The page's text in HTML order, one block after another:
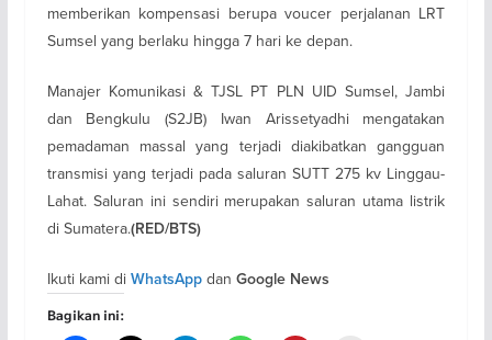
memberikan kompensasi berupa voucer perjalanan LRT
Sumsel yang berlaku hingga 7 hari ke depan.
Manajer Komunikasi & TJSL PT PLN UID Sumsel, Jambi
dan Bengkulu (S2JB) Iwan Arissetyadhi mengatakan
pemadaman massal yang terjadi diakibatkan gangguan
transmisi yang terjadi pada saluran SUTT 275 kv Linggau-
Lahat. Saluran ini sendiri merupakan saluran utama listrik
di Sumatera.(RED/BTS)
Ikuti kami di WhatsAppdan Google News
Bagikan ini: